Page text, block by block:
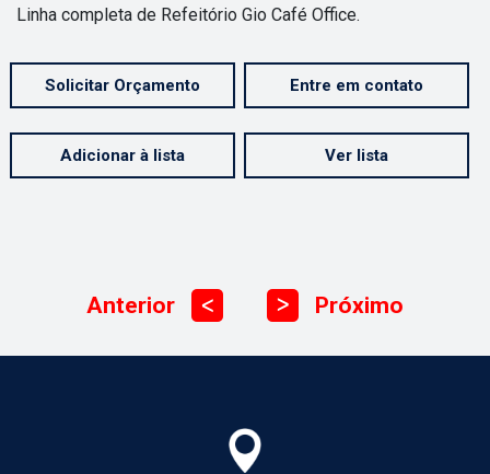
Linha completa de Refeitório Gio Café Office.
Solicitar Orçamento Entre em contato
Adicionar à lista Ver lista
Anterior ᐳ ᐳ Próximo